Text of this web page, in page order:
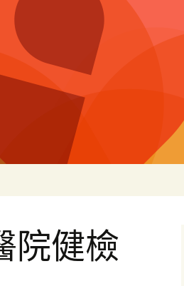
院健檢